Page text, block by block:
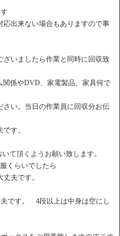
応出来ない場合もありますので事
ざいましたら作業と同時に回収致
関係やDVD、家電製品、家具何で
い。当日の作業員に回収分お伝
す。
て頂くようお願い致します。
くらいでしたら
夫です。
です。 4段以上は中身は空にし